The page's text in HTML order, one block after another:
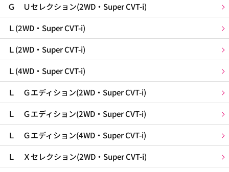
Ｇ Ｕセレクション(2WD・Super CVT-i)
Ｌ(2WD・Super CVT-i)
Ｌ(2WD・Super CVT-i)
Ｌ(4WD・Super CVT-i)
Ｌ Ｇエディション(2WD・Super CVT-i)
Ｌ Ｇエディション(2WD・Super CVT-i)
Ｌ Ｇエディション(4WD・Super CVT-i)
Ｌ Ｘセレクション(2WD・Super CVT-i)